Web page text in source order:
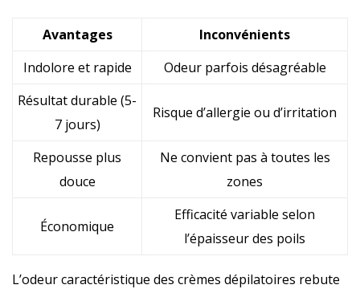
Avantages
Inconvénients
Indolore et rapide
Odeur parfois désagréable
Résultat durable (5-
7 jours)
Risque d’allergie ou d’irritation
Repousse plus
douce
Ne convient pas à toutes les
zones
Économique
Efficacité variable selon
l’épaisseur des poils
L’odeur caractéristique des crèmes dépilatoires rebute